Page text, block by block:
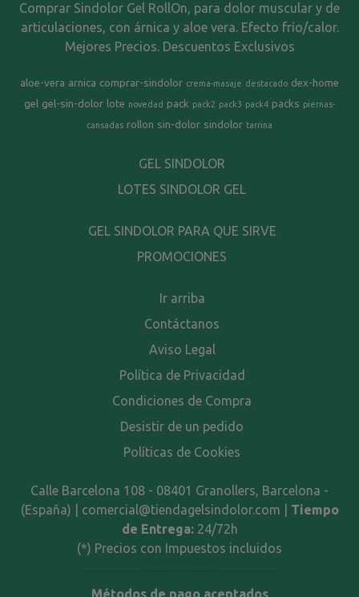
Comprar Sindolor Gel RollOn, para dolor muscular y de
articulaciones, con árnica y aloe vera. Efecto frío/calor.
Mejores Precios. Descuentos Exclusivos
aloe-vera arnica comprar-sindolor crema-masaje destacado dex-home
gel gel-sin-dolor lote novedad pack pack2 pack3 pack4 packs piernas-
cansadas rollon sin-dolor sindolor tarrina
GEL SINDOLOR
LOTES SINDOLOR GEL
GEL SINDOLOR PARA QUE SIRVE
PROMOCIONES
Ir arriba
Contáctanos
Aviso Legal
Política de Privacidad
Condiciones de Compra
Desistir de un pedido
Políticas de Cookies
Calle Barcelona 108 - 08401 Granollers, Barcelona -
(España) | comercial@tiendagelsindolor.com | Tiempo
de Entrega: 24/72h
(*) Precios con Impuestos incluidos
Métodos de pago aceptados